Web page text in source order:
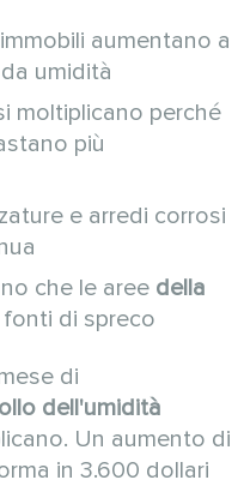
aumentano a
umidità
moltiplicano perché
più
e arredi corrosi
che le aree della
di spreco
di
dell'umidità
Un aumento di
in 3.600 dollari